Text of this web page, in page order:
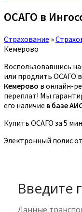
ОСАГО в
Страхование »
Кемерово
Воспользовавшись
или продлить ОСАГО
Кемерово в онлайн-
переплат! Мы
его наличие в базе
Купить ОСАГО за 5
Электронный полис